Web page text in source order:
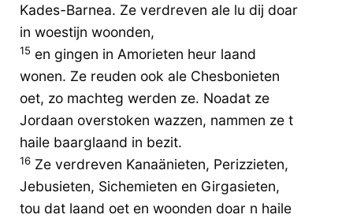
Kades-Barnea. Ze verdreven ale lu dij doar
in woestijn woonden,
15 en gingen in Amorieten heur laand
wonen. Ze reuden ook ale Chesbonieten
oet, zo machteg werden ze. Noadat ze
Jordaan overstoken wazzen, nammen ze t
haile baarglaand in bezit.
16 Ze verdreven Kanaänieten, Perizzieten,
Jebusieten, Sichemieten en Girgasieten,
tou dat laand oet en woonden doar n haile